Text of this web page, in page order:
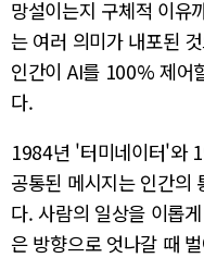
망설이는지 구체적 이유
는 여러 의미가 내포된
인간이 AI를 100% 제어
다.
1984년 '터미네이터'와
공통된 메시지는 인간의
다. 사람의 일상을 이롭
은 방향으로 엇나갈 때